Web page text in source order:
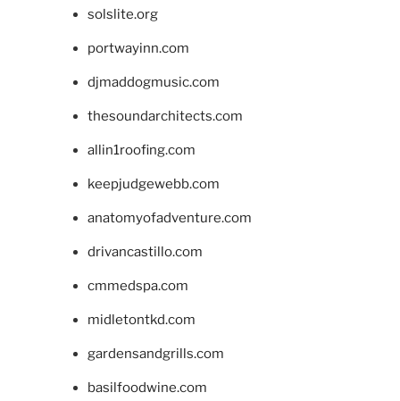
solslite.org
portwayinn.com
djmaddogmusic.com
thesoundarchitects.com
allin1roofing.com
keepjudgewebb.com
anatomyofadventure.com
drivancastillo.com
cmmedspa.com
midletontkd.com
gardensandgrills.com
basilfoodwine.com